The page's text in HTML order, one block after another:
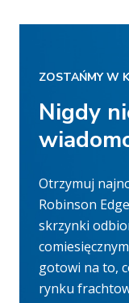
ZOSTAŃMY W
Nigdy
Otrzymuj
Robinson
skrzynki
gotowi na to,
rynku